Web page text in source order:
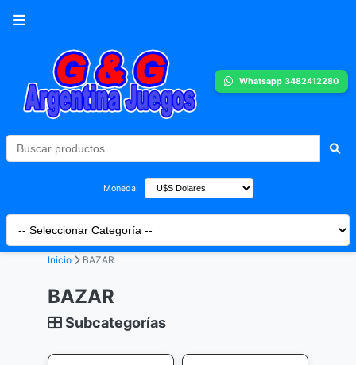
Whatsapp 3482412280
Moneda:
Inicio BAZAR
BAZAR
Subcategorías